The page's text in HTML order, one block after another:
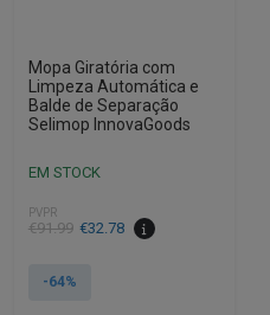
Mopa Giratória com
Limpeza Automática e
Balde de Separação
Selimop InnovaGoods
EM STOCK
PVPR
€91.99
O
original
€32.78
O
atual
-64%